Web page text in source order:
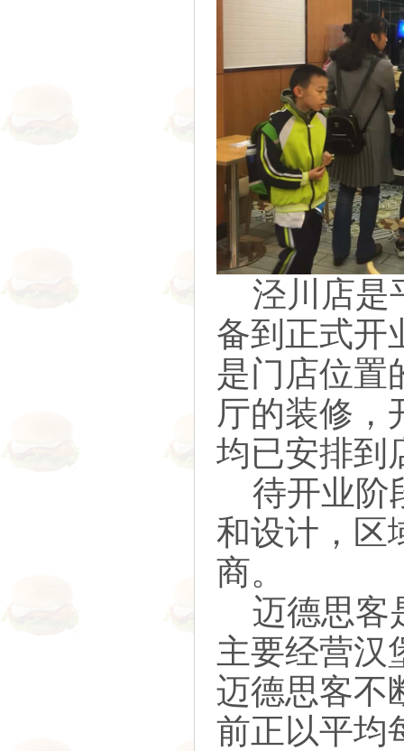
泾川店是
备到正式开
是门店位置
厅的装修，
均已安排到
待开业阶
和设计，区
商。
迈德思客
主要经营汉
迈德思客不
前正以平均